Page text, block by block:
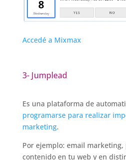
Accedé a Mixmax
3- Jumplead
Es una plataforma de
programarse para realizar
marketing.
Por ejemplo: email
contenido en tu web y en